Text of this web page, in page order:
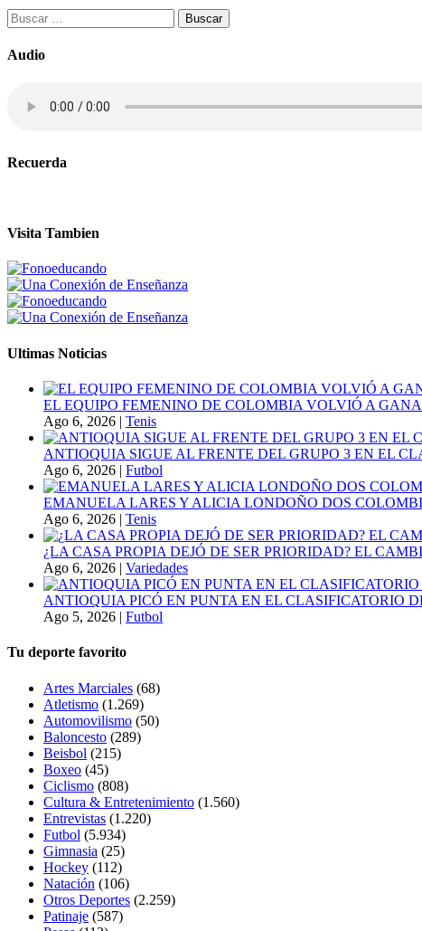
Buscar:
Audio
Recuerda
Visita Tambien
Ultimas Noticias
EL EQUIPO FEMENINO DE COLOMBIA VOLVIÓ A
Ago 6, 2026 | Tenis
ANTIOQUIA SIGUE AL FRENTE DEL GRUPO 3 EN EL
Ago 6, 2026 | Futbol
EMANUELA LARES Y ALICIA LONDOÑO DOS
Ago 6, 2026 | Tenis
¿LA CASA PROPIA DEJÓ DE SER PRIORIDAD? EL
Ago 6, 2026 | Variedades
ANTIOQUIA PICÓ EN PUNTA EN EL CLASIFICATORIO
Ago 5, 2026 | Futbol
Tu deporte favorito
Artes Marciales (68)
Atletismo (1.269)
Automovilismo (50)
Baloncesto (289)
Beisbol (215)
Boxeo (45)
Ciclismo (808)
Cultura & Entretenimiento (1.560)
Entrevistas (1.220)
Futbol (5.934)
Gimnasia (25)
Hockey (112)
Natación (106)
Otros Deportes (2.259)
Patinaje (587)